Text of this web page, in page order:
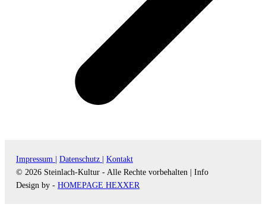
Impressum | Datenschutz |
Kontakt
© 2026 Steinlach-Kultur - Alle Rechte vorbehalten |
Info
Design by - HOMEPAGE HEXXER